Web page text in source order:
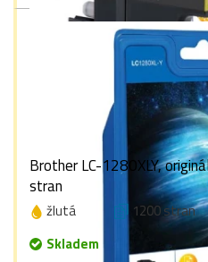
Brother LC-1280XLY,
stran
žlutá 1200 stran
Skladem